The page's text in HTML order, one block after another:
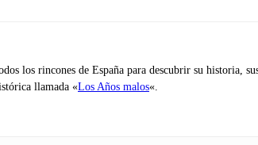
los rincones de España para descubrir su historia,
llamada «Los Años malos«.